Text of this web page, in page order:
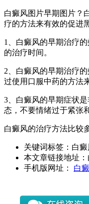
白癜风图片早期图片？
疗的方法来有效的促进
1、白癜风的早期治疗
的治疗时间。
2、白癜风的早期治疗
过使用口服中药的方法
3、白癜风的早期症状
态，不要情绪过于紧张
白癜风的治疗方法比较
关键词标签： 白
本文章链接地址：
手机版网址：
白